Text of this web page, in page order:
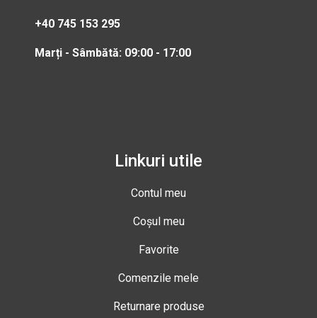
+40 745 153 295
Marți - Sâmbătă: 09:00 - 17:00
Linkuri utile
Contul meu
Coșul meu
Favorite
Comenzile mele
Returnare produse